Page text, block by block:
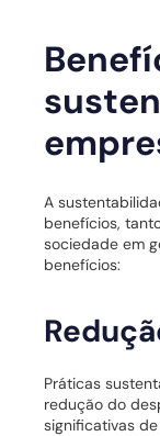
A
benefícios,
sociedade em
benefícios:
Práticas
redução do
significativas